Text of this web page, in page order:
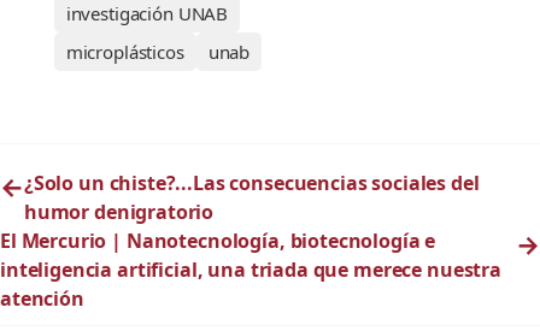
investigación UNAB
microplásticos
unab
←¿Solo un chiste?...Las consecuencias sociales del
humor denigratorio
El Mercurio | Nanotecnología, biotecnología e
inteligencia artificial, una triada que merece nuestra
atención
→